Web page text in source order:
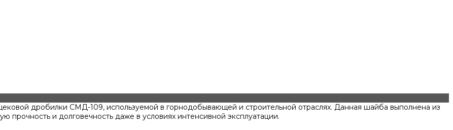
дробилки СМД-109, используемой в горнодобывающей и строительной отраслях. Данная шайба выполнена из
прочность и долговечность даже в условиях интенсивной эксплуатации.